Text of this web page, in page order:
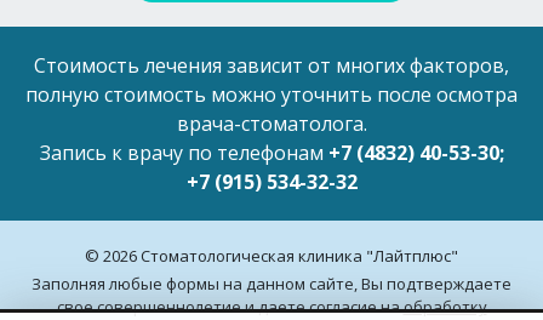
Стоимость лечения зависит от многих факторов,
полную стоимость можно уточнить после осмотра
врача-стоматолога.
Запись к врачу по телефонам +7 (4832) 40-53-30;
+7 (915) 534-32-32
© 2026 Стоматологическая клиника "Лайтплюс"
Заполняя любые формы на данном сайте, Вы подтверждаете
свое совершеннолетие и даете согласие наобработку